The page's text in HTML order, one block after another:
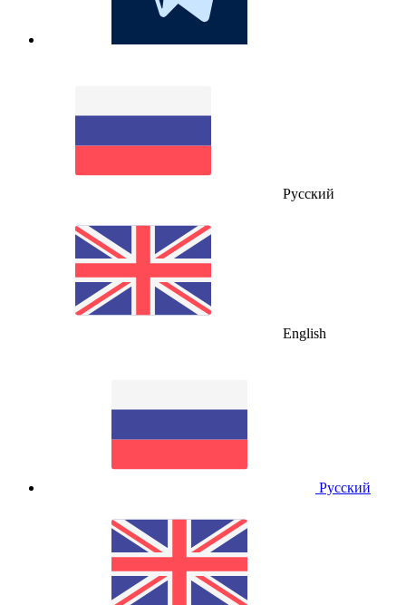
Русский
English
Русский